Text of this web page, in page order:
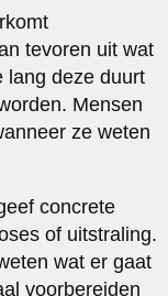
tevoren uit wat
lang deze duurt
Mensen
ze weten
concrete
of uitstraling.
wat er gaat
voorbereiden